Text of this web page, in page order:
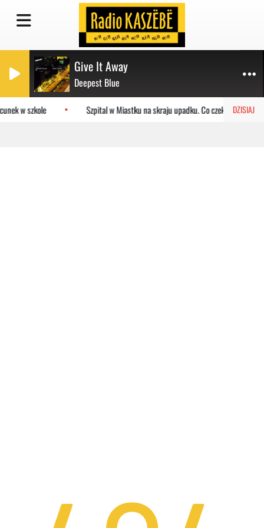
Give It Away
Deepest Blue
DZISIAJ
w szkole Szpital w Miastku na skraju upadku. Co czeka placówkę?